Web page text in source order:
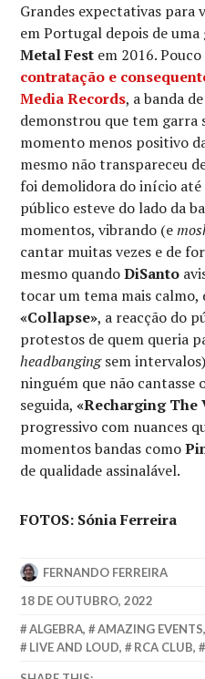
Grandes expectativas para
em Portugal depois de
Metal Fest em 2016.
contratação e
Media Records, a banda
demonstrou que tem garra
momento menos positivo
mesmo não transpareceu
foi demolidora do início
público esteve do lado da
momentos, vibrando (e
cantar muitas vezes e de
mesmo quandoDiSanto
tocar um tema mais calmo,
«Collapse», a reacção do
protestos de quem queria
headbangingsem
ninguém que não cantasse
seguida,«Recharging The
progressivo com nuances
momentos bandas como
de qualidade assinalável.
FOTOS: Sónia Ferreira
FERNANDO FERREIRA
18 DE OUTUBRO, 2022
ALGEBRA, AMAZING EVENTS,
LIVE AND LOUD, RCA CLUB,